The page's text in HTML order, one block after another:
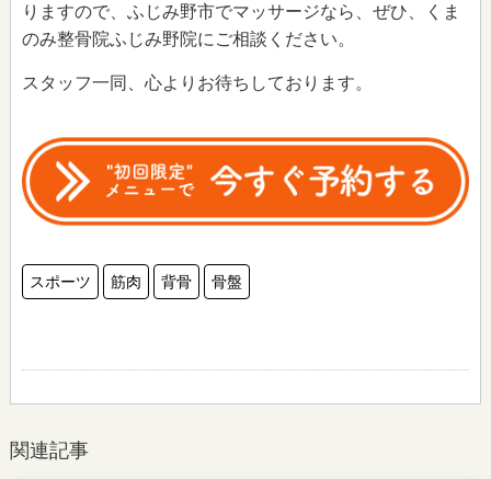
りますので、ふじみ野市でマッサージなら、ぜひ、くま
のみ整骨院ふじみ野院にご相談ください。
スタッフ一同、心よりお待ちしております。
スポーツ 筋肉 背骨 骨盤
関連記事